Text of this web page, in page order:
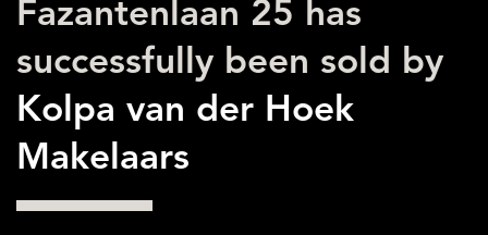
Fazantenlaan 25 has
successfully been sold by
Kolpa van der Hoek
Makelaars